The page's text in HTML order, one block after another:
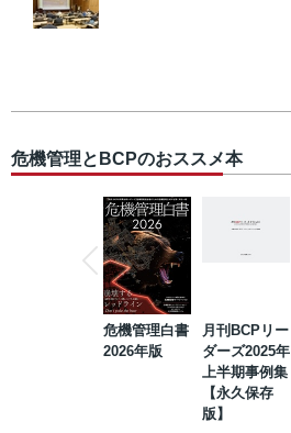
危機管理とBCPのおススメ本
危機管理白書
2026年版
月刊BCPリー
ダーズ2025年
上半期事例集
【永久保存
版】